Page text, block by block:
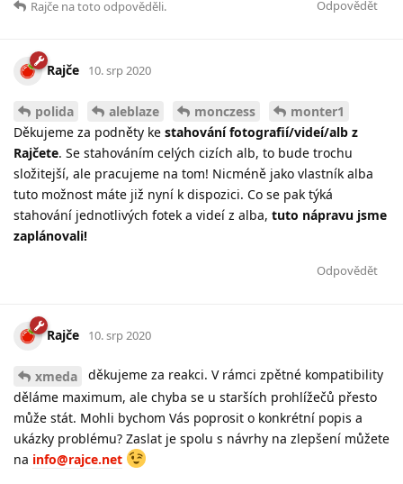
Odpovědět
Rajče na toto odpověděli.
Rajče 10. srp 2020
polida aleblaze monczess
monter1
Děkujeme za podněty ke stahování fotografií/videí/alb z
Rajčete. Se stahováním celých cizích alb, to bude trochu
složitejší, ale pracujeme na tom! Nicméně jako vlastník alba
tuto možnost máte již nyní k dispozici. Co se pak týká
stahování jednotlivých fotek a videí z alba, tuto nápravu jsme
zaplánovali!
Odpovědět
Rajče 10. srp 2020
xmeda
děkujeme za reakci. V rámci zpětné kompatibility
děláme maximum, ale chyba se u starších prohlížečů přesto
může stát. Mohli bychom Vás poprosit o konkrétní popis a
ukázky problému? Zaslat je spolu s návrhy na zlepšení můžete
na info@rajce.net